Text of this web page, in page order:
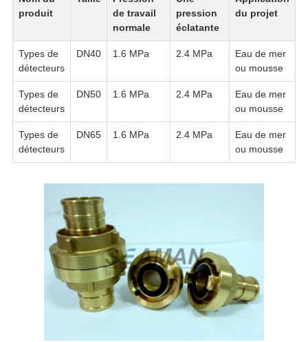
produit
de travail
normale
pression
éclatante
du projet
Types de
détecteurs
DN40 1.6 MPa 2.4 MPa
Eau de mer
ou mousse
Types de
détecteurs
DN50 1.6 MPa 2.4 MPa
Eau de mer
ou mousse
Types de
détecteurs
DN65 1.6 MPa 2.4 MPa
Eau de mer
ou mousse